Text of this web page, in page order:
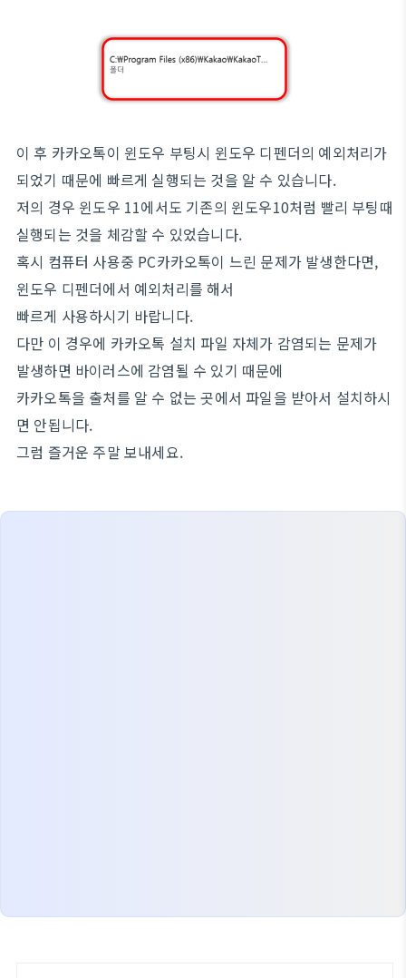
이 후 카카오톡이 윈도우 부팅시 윈도우 디펜더의 예외처리가
되었기 때문에 빠르게 실행되는 것을 알 수 있습니다.
저의 경우 윈도우 11에서도 기존의 윈도우10처럼 빨리 부팅때
실행되는 것을 체감할 수 있었습니다.
혹시 컴퓨터 사용중 PC카카오톡이 느린 문제가 발생한다면,
윈도우 디펜더에서 예외처리를 해서
빠르게 사용하시기 바랍니다.
다만 이 경우에 카카오톡 설치 파일 자체가 감염되는 문제가
발생하면 바이러스에 감염될 수 있기 때문에
카카오톡을 출처를 알 수 없는 곳에서 파일을 받아서 설치하시
면 안됩니다.
그럼 즐거운 주말 보내세요.